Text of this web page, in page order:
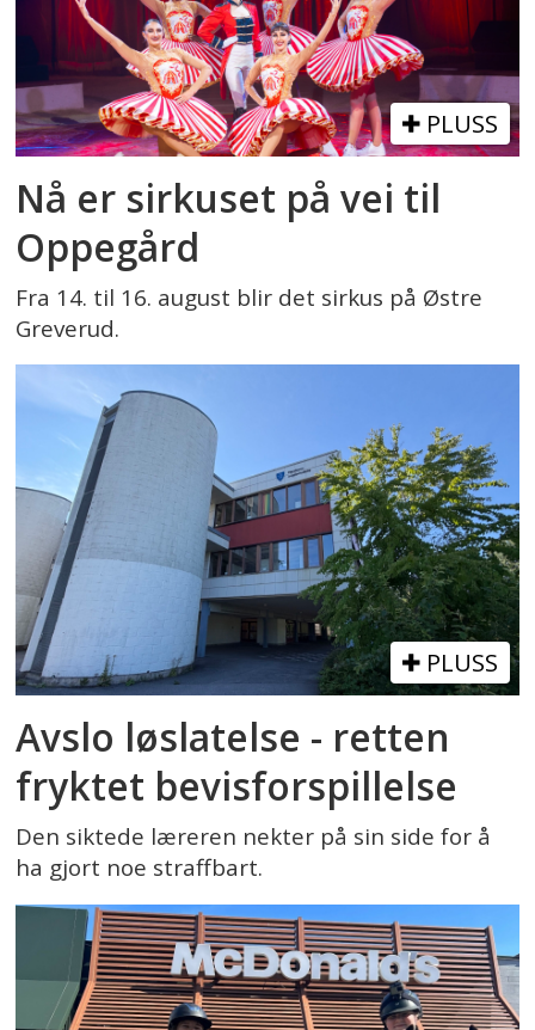
PLUSS
Nå er sirkuset på vei til
Oppegård
Fra 14. til 16. august blir det sirkus på Østre
Greverud.
PLUSS
Avslo løslatelse - retten
fryktet bevisforspillelse
Den siktede læreren nekter på sin side for å
ha gjort noe straffbart.